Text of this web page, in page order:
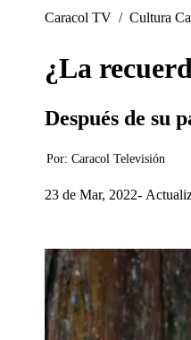
Caracol TV / Cultura
¿La
Después de su
Por: Caracol Televisión
23 de Mar, 2022